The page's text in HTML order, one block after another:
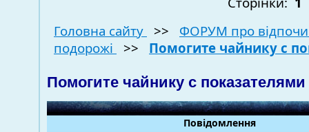
Головна сайту
>> ФОРУМ про
подорожі
>> Помогите чайнику с
Помогите чайнику с
Повідомлення